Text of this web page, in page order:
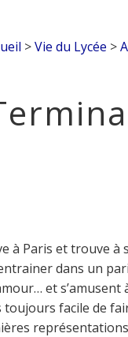
>Vie du Lycée >
à Paris et trouve
dans un
et
facile de
représentations